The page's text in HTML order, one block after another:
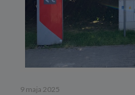
9 maja 2025